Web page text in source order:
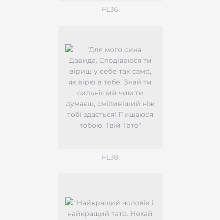
FL36
FL38